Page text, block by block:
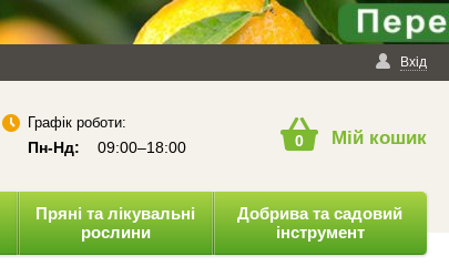
Вхід
Графік роботи:
Пн-Нд: 09:00–18:00 0 Мій кошик
Пряні та лікувальні
рослини
Добрива та садовий
інструмент